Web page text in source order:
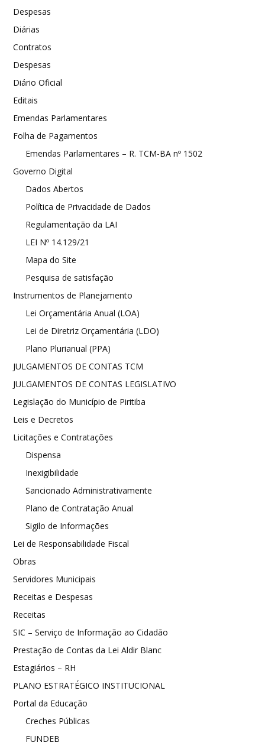
Despesas
Diárias
Contratos
Despesas
Diário Oficial
Editais
Emendas Parlamentares
Folha de Pagamentos
Emendas Parlamentares – R. TCM-BA nº 1502
Governo Digital
Dados Abertos
Política de Privacidade de Dados
Regulamentação da LAI
LEI Nº 14.129/21
Mapa do Site
Pesquisa de satisfação
Instrumentos de Planejamento
Lei Orçamentária Anual (LOA)
Lei de Diretriz Orçamentária (LDO)
Plano Plurianual (PPA)
JULGAMENTOS DE CONTAS TCM
JULGAMENTOS DE CONTAS LEGISLATIVO
Legislação do Município de Piritiba
Leis e Decretos
Licitações e Contratações
Dispensa
Inexigibilidade
Sancionado Administrativamente
Plano de Contratação Anual
Sigilo de Informações
Lei de Responsabilidade Fiscal
Obras
Servidores Municipais
Receitas e Despesas
Receitas
SIC – Serviço de Informação ao Cidadão
Prestação de Contas da Lei Aldir Blanc
Estagiários – RH
PLANO ESTRATÉGICO INSTITUCIONAL
Portal da Educação
Creches Públicas
FUNDEB